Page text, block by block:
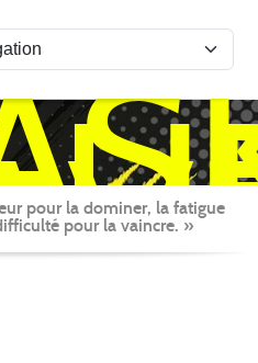
pour la dominer, la fatigue
pour la vaincre. »